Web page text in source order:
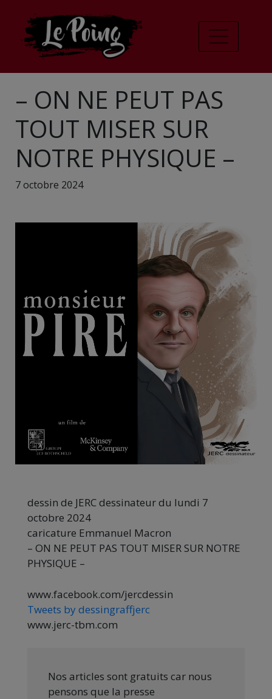
– ON NE PEUT PAS
TOUT MISER SUR
NOTRE PHYSIQUE –
7 octobre 2024
dessin de JERC dessinateur du lundi 7
octobre 2024
caricature Emmanuel Macron
– ON NE PEUT PAS TOUT MISER SUR NOTRE
PHYSIQUE –
www.facebook.com/jercdessin
Tweets by dessingraffjerc
www.jerc-tbm.com
Nos articles sont gratuits car nous
pensons que la presse